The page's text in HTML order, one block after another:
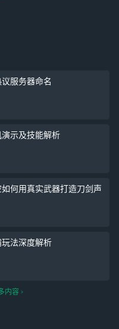
服务器命名
示及技能解析
何用真实武器打造刀剑声
法深度解析
内容